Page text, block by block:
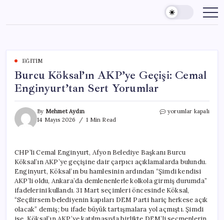
content
EĞITIM
Burcu Köksal’ın AKP’ye Geçişi: Cemal
Enginyurt’tan Sert Yorumlar
By Mehmet Aydın
14 Mayıs 2026
1 Min Read
Burcu
Enginyurt’tan
Sert
Yorumlar
için
yorumlar kapalı
CHP’li Cemal Enginyurt, Afyon Belediye Başkanı Burcu
Köksal’ın AKP’ye geçişine dair çarpıcı açıklamalarda bulundu.
Enginyurt, Köksal’ın bu hamlesinin ardından “Şimdi kendisi
AKP’li oldu, Ankara’da demlenenlerle kolkola girmiş durumda”
ifadelerini kullandı. 31 Mart seçimleri öncesinde Köksal,
“Seçilirsem belediyenin kapıları DEM Parti hariç herkese açık
olacak” demiş; bu ifade büyük tartışmalara yol açmıştı. Şimdi